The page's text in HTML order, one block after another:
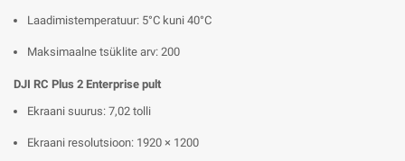
Laadimistemperatuur: 5°C kuni 40°C
Maksimaalne tsüklite arv: 200
DJI RC Plus 2 Enterprise pult
Ekraani suurus: 7,02 tolli
Ekraani resolutsioon: 1920 × 1200